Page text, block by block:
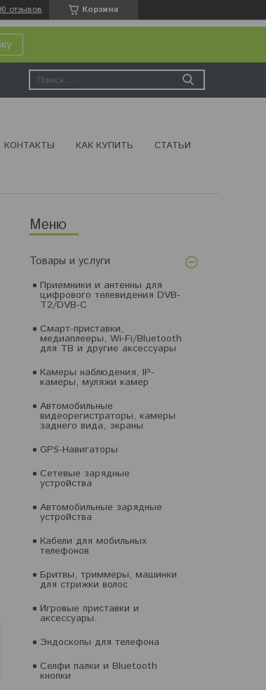
Корзина
отзывов
КОНТАКТЫ КАК КУПИТЬ СТАТЬИ
Товары и услуги
Приемники и антенны для
цифрового телевидения DVB-
T2/DVB-C
Смарт-приставки,
медиаплееры, Wi-Fi/Bluetooth
для ТВ и другие аксессуары
Камеры наблюдения, IP-
камеры, муляжи камер
Автомобильные
видеорегистраторы, камеры
заднего вида, экраны
GPS-Навигаторы
Сетевые зарядные
устройства
Автомобильные зарядные
устройства
Кабели для мобильных
телефонов
Бритвы, триммеры, машинки
для стрижки волос
Игровые приставки и
аксессуары.
Эндоскопы для телефона
Селфи палки и Bluetooth
кнопки